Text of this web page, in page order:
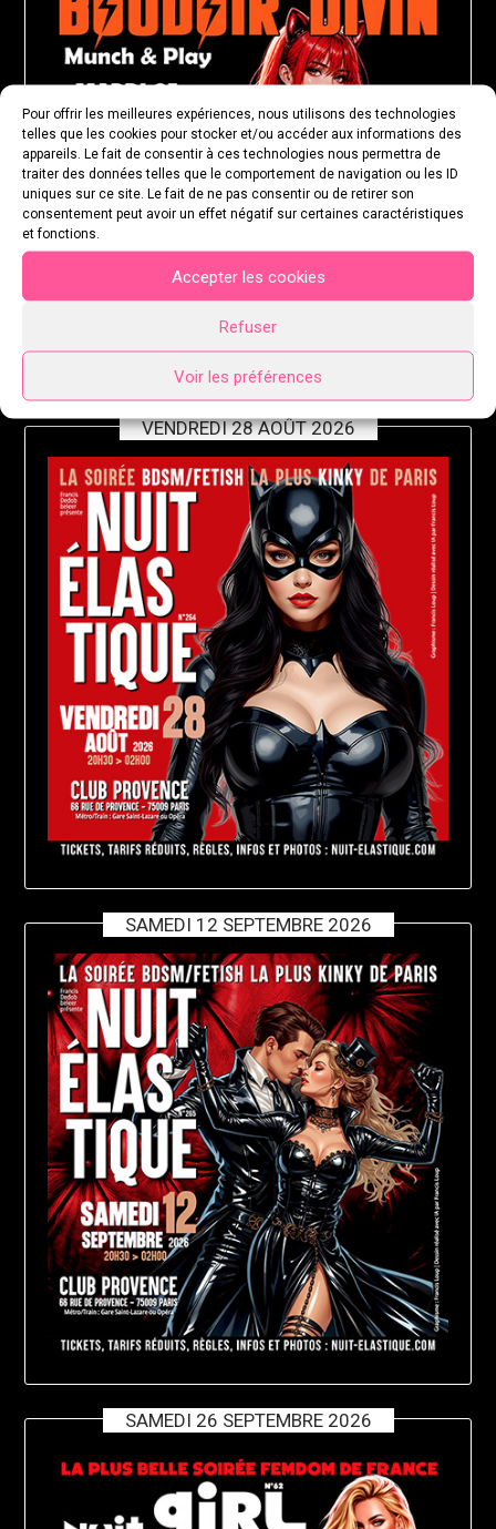
Pour offrir les meilleures expériences, nous utilisons des technologies
telles que les cookies pour stocker et/ou accéder aux informations des
appareils. Le fait de consentir à ces technologies nous permettra de
traiter des données telles que le comportement de navigation ou les ID
uniques sur ce site. Le fait de ne pas consentir ou de retirer son
consentement peut avoir un effet négatif sur certaines caractéristiques
et fonctions.
Accepter les cookies
Refuser
Voir les préférences
VENDREDI 28 AOÛT 2026
SAMEDI 12 SEPTEMBRE 2026
SAMEDI 26 SEPTEMBRE 2026